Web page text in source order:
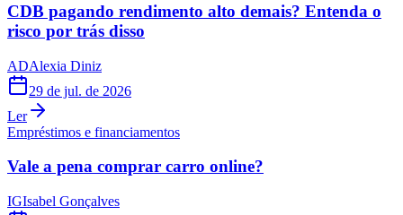
CDB pagando rendimento alto demais? Entenda o
risco por trás disso
ADAlexia Diniz
29 de jul. de 2026
Ler
Empréstimos e financiamentos
Vale a pena comprar carro online?
IGIsabel Gonçalves